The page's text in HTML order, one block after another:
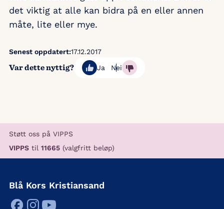
det viktig at alle kan bidra på en eller annen
måte, lite eller mye.
Var dette nyttig? Ja Nei
Senest oppdatert:17.12.2017
Støtt oss på VIPPS
VIPPS til 11665 (valgfritt beløp)
Blå Kors Kristiansand